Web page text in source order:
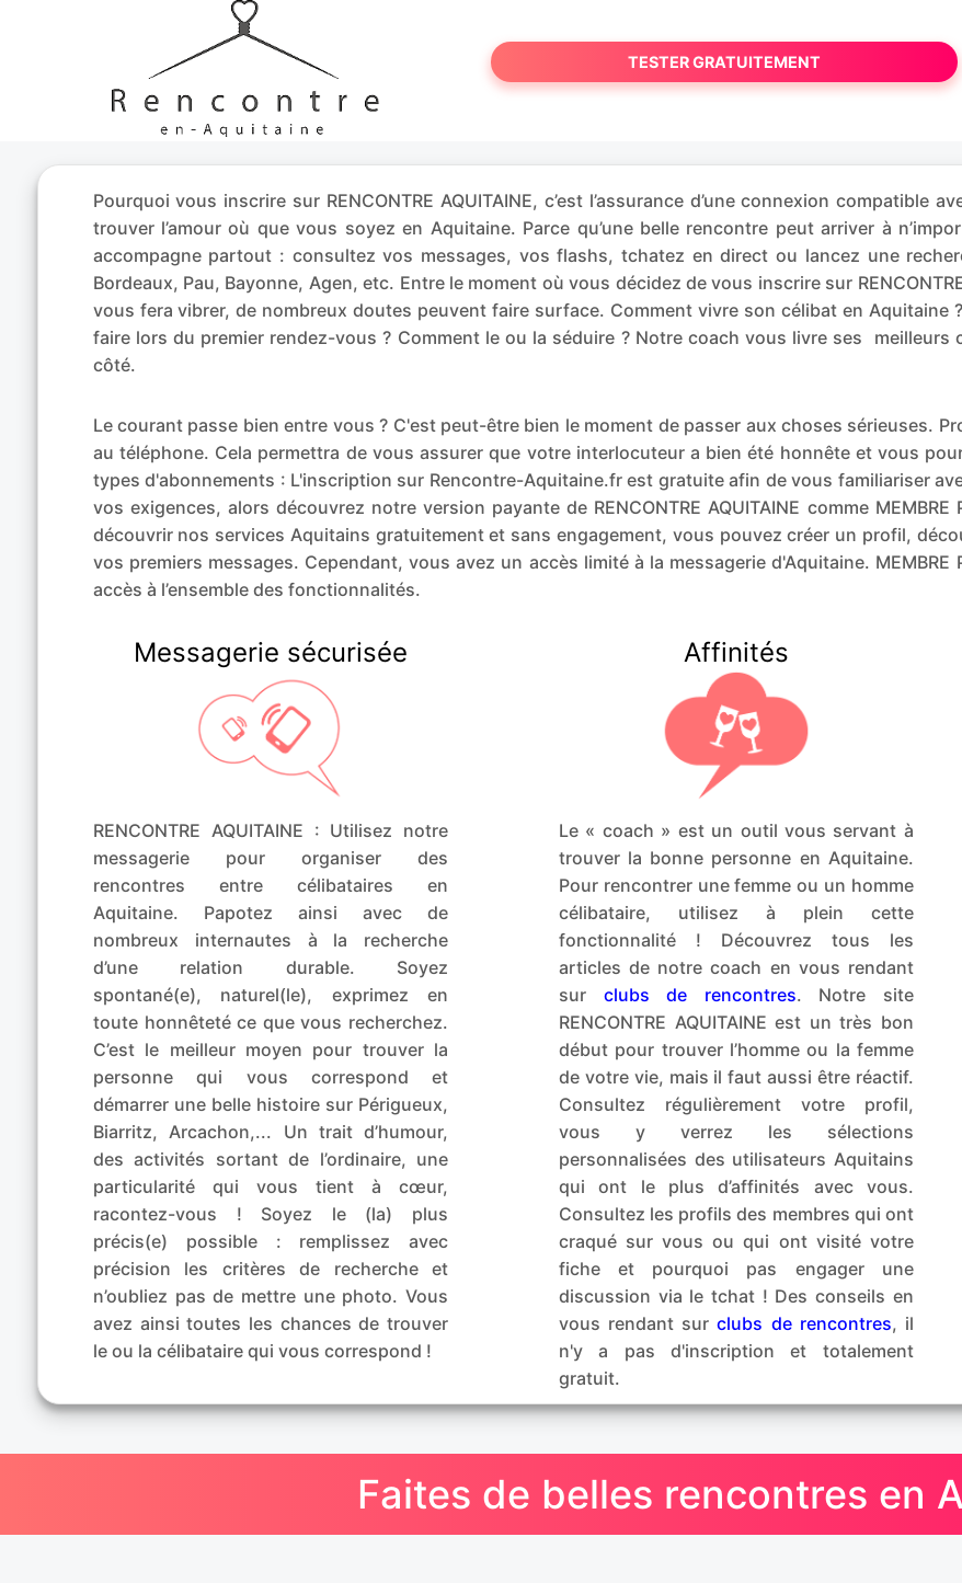
TESTER GRATUITEMENT
Pourquoi vous inscrire sur RENCONTRE AQUITAINE, c’est l’assurance d’une connexion
trouver l’amour où que vous soyez en Aquitaine. Parce qu’une belle rencontre peut arriver à
accompagne partout : consultez vos messages, vos flashs, tchatez en direct ou lancez une
Bordeaux, Pau, Bayonne, Agen, etc. Entre le moment où vous décidez de vous inscrire sur
vous fera vibrer, de nombreux doutes peuvent faire surface. Comment vivre son célibat en Aquitaine
faire lors du premier rendez-vous ? Comment le ou la séduire ? Notre coach vous livre ses
côté.
Le courant passe bien entre vous ? C'est peut-être bien le moment de passer aux choses sérieuses.
au téléphone. Cela permettra de vous assurer que votre interlocuteur a bien été honnête et vous
types d'abonnements : L'inscription sur Rencontre-Aquitaine.fr est gratuite afin de vous familiariser
vos exigences, alors découvrez notre version payante de RENCONTRE AQUITAINE comme
découvrir nos services Aquitains gratuitement et sans engagement, vous pouvez créer un profil,
vos premiers messages. Cependant, vous avez un accès limité à la messagerie d'Aquitaine.
accès à l’ensemble des fonctionnalités.
Messagerie sécurisée
RENCONTRE AQUITAINE : Utilisez notre
messagerie pour organiser des
rencontres entre célibataires en
Aquitaine. Papotez ainsi avec de
nombreux internautes à la recherche
d’une relation durable. Soyez
spontané(e), naturel(le), exprimez en
toute honnêteté ce que vous recherchez.
C’est le meilleur moyen pour trouver la
personne qui vous correspond et
démarrer une belle histoire sur Périgueux,
Biarritz, Arcachon,... Un trait d’humour,
des activités sortant de l’ordinaire, une
particularité qui vous tient à cœur,
racontez-vous ! Soyez le (la) plus
précis(e) possible : remplissez avec
précision les critères de recherche et
n’oubliez pas de mettre une photo. Vous
avez ainsi toutes les chances de trouver
le ou la célibataire qui vous correspond !
Affinités
Le « coach » est un outil vous servant à
trouver la bonne personne en Aquitaine.
Pour rencontrer une femme ou un homme
célibataire, utilisez à plein cette
fonctionnalité ! Découvrez tous les
articles de notre coach en vous rendant
sur clubs de rencontres. Notre site
RENCONTRE AQUITAINE est un très bon
début pour trouver l’homme ou la femme
de votre vie, mais il faut aussi être réactif.
Consultez régulièrement votre profil,
vous y verrez les sélections
personnalisées des utilisateurs Aquitains
qui ont le plus d’affinités avec vous.
Consultez les profils des membres qui ont
craqué sur vous ou qui ont visité votre
fiche et pourquoi pas engager une
discussion via le tchat ! Des conseils en
vous rendant surclubs de rencontres, il
n'y a pas d'inscription et totalement
gratuit.
Faites de belles rencontres en